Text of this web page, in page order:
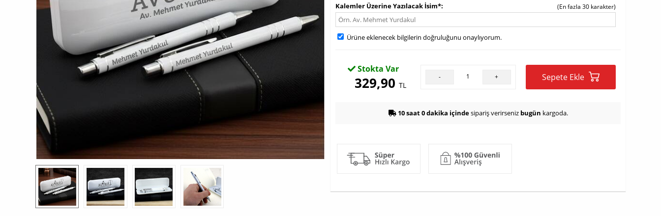
Kalemler Üzerine Yazılacak İsim* (En fazla 30 karakter)
Ürüne eklenecek bilgilerin doğruluğunu onaylıyorum.
Stokta Var
329,90TL
- + Sepete Ekle
10 saat 0 dakika içindesipariş verirseniz bugün kargoda.